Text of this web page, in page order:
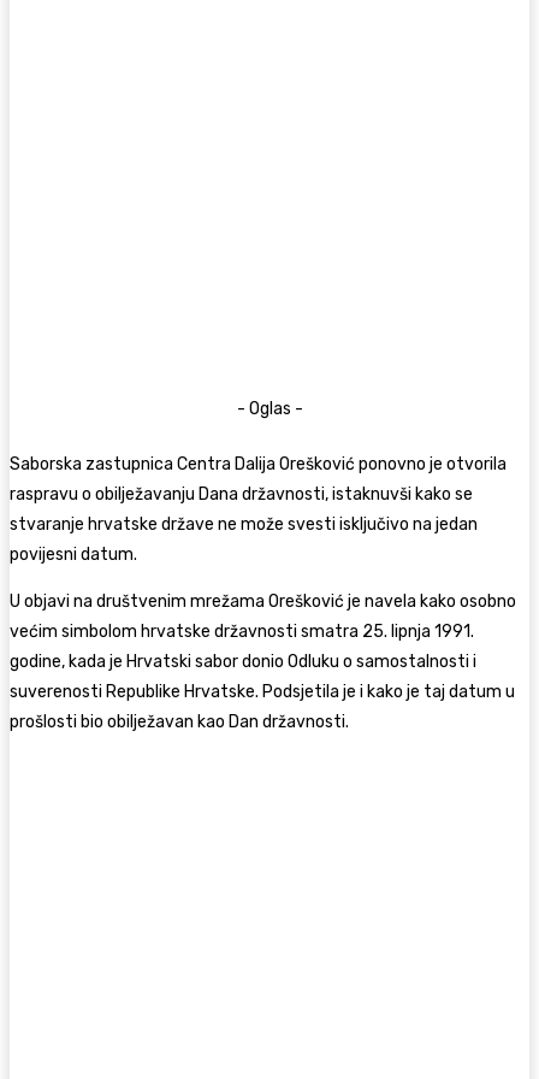
- Oglas -
Saborska zastupnica Centra Dalija Orešković ponovno je otvorila
raspravu o obilježavanju Dana državnosti, istaknuvši kako se
stvaranje hrvatske države ne može svesti isključivo na jedan
povijesni datum.
U objavi na društvenim mrežama Orešković je navela kako osobno
većim simbolom hrvatske državnosti smatra 25. lipnja 1991.
godine, kada je Hrvatski sabor donio Odluku o samostalnosti i
suverenosti Republike Hrvatske. Podsjetila je i kako je taj datum u
prošlosti bio obilježavan kao Dan državnosti.